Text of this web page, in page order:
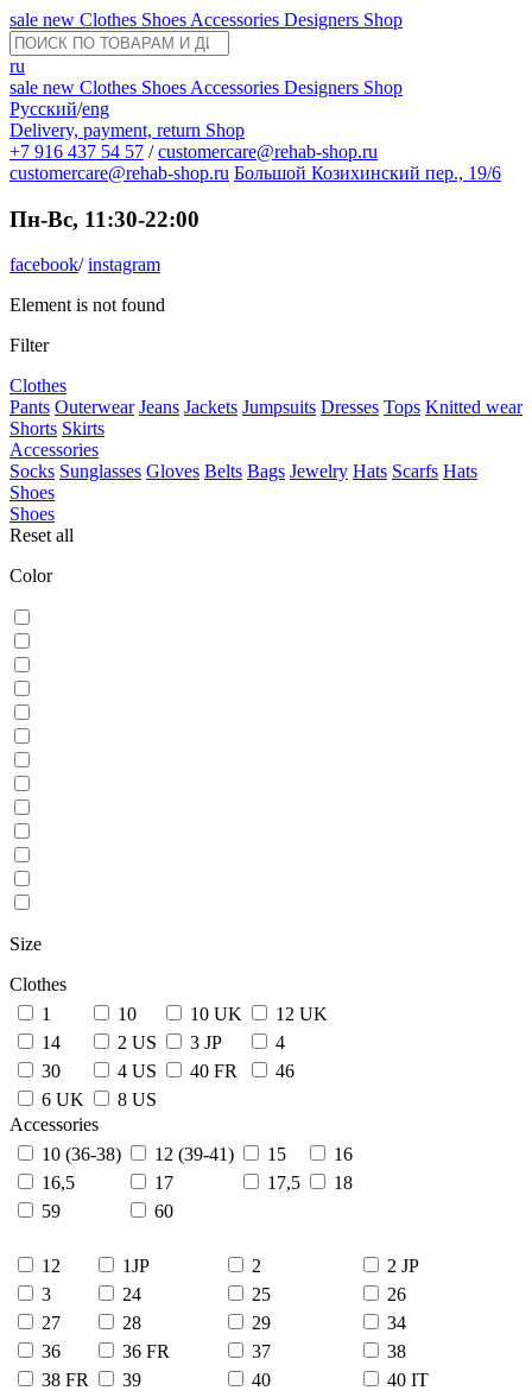
sale new Clothes Shoes Accessories Designers Shop
ru
sale new Clothes Shoes Accessories Designers Shop
Русский/eng
Delivery, payment, return Shop
+7 916 437 54 57 / customercare@rehab-shop.ru
customercare@rehab-shop.ru Большой Козихинский пер., 19/6
Пн-Вс, 11:30-22:00
facebook/instagram
Element is not found
Filter
Clothes
Pants Outerwear Jeans Jackets Jumpsuits Dresses Tops Knitted wear
Shorts Skirts
Accessories
Socks Sunglasses Gloves Belts Bags Jewelry Hats Scarfs Hats
Shoes
Shoes
Reset all
Color
Size
Clothes
1
10 10 UK
12 UK
14
2 US 3 JP
4
30
4 US 40 FR
46
6 UK
8 US
Accessories
10 (36-38)
12 (39-41) 15
16
16,5
17 17,5
18
59
60
12 1JP 2
2 JP
3
24 25
26
27
28 29
34
36
36 FR 37
38
38 FR
39 40
40 IT